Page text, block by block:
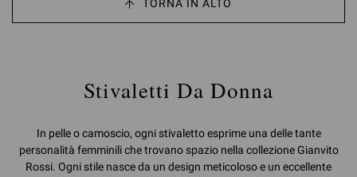
TORNA IN ALTO
Stivaletti Da Donna
In pelle o camoscio, ogni stivaletto esprime una delle tante
personalità femminili che trovano spazio nella collezione Gianvito
Rossi. Ogni stile nasce da un design meticoloso e un eccellente